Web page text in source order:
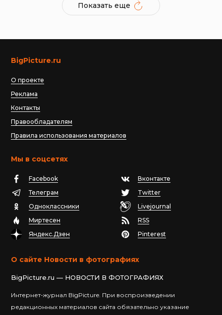
Показать еще
BigPicture.ru
О проекте
Реклама
Контакты
Правообладателям
Правила использования материалов
Мы в соцсетях
Facebook
Вконтакте
Телеграм
Twitter
Одноклассники
Livejournal
Миртесен
RSS
Яндекс.Дзен
Pinterest
О сайте Новости в фотографиях
BigPicture.ru — НОВОСТИ В ФОТОГРАФИЯХ
Интернет-журнал BigPicture. При воспроизведении
редакционных материалов сайта обязательно указание